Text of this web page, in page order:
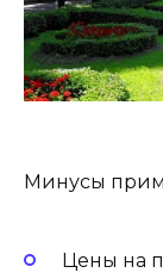
Минусы
Цены на